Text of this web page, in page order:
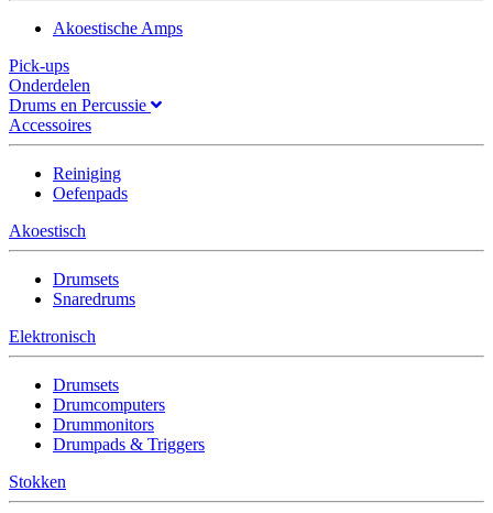
Akoestische Amps
Pick-ups
Onderdelen
Drums en Percussie
Accessoires
Reiniging
Oefenpads
Akoestisch
Drumsets
Snaredrums
Elektronisch
Drumsets
Drumcomputers
Drummonitors
Drumpads & Triggers
Stokken